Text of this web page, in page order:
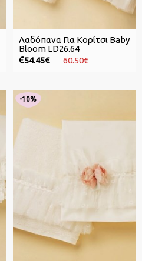
Λαδόπανα Για Κορίτσι Baby
Bloom LD26.64
54.45€
60.50€
-10%